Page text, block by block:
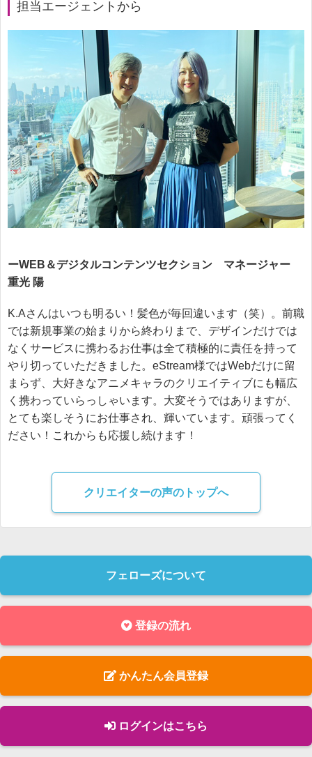
担当エージェントから
ーWEB＆デジタルコンテンツセクション マネージャー
重光 陽
K.Aさんはいつも明るい！髪色が毎回違います（笑）。前職
では新規事業の始まりから終わりまで、デザインだけでは
なくサービスに携わるお仕事は全て積極的に責任を持って
やり切っていただきました。eStream様ではWebだけに留
まらず、大好きなアニメキャラのクリエイティブにも幅広
く携わっていらっしゃいます。大変そうではありますが、
とても楽しそうにお仕事され、輝いています。頑張ってく
ださい！これからも応援し続けます！
クリエイターの声のトップへ
フェローズについて
登録の流れ
かんたん会員登録
ログインはこちら